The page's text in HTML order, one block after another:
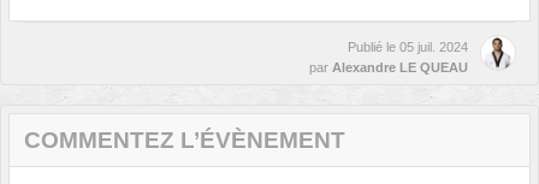
Publié le 05 juil. 2024
par Alexandre LE QUEAU
COMMENTEZ L’ÉVÈNEMENT